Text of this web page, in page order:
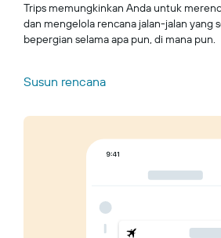
Trips memungkinkan Anda untuk
dan mengelola rencana jalan-jalan yang
bepergian selama apa pun, di mana pun.
Susun rencana